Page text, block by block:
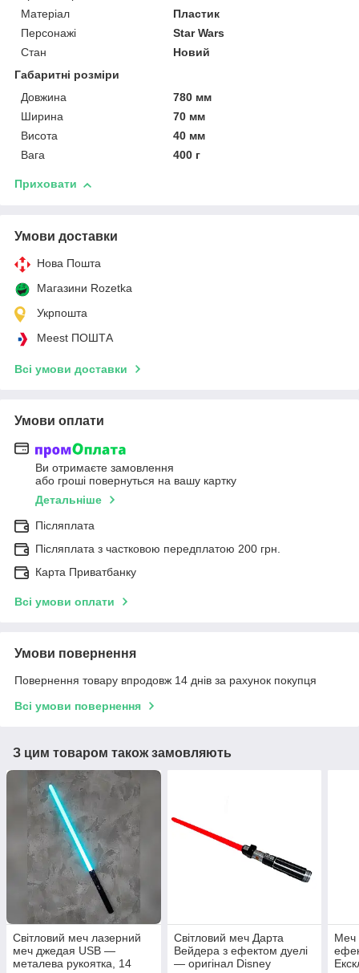
Матеріал
Пластик
Персонажі
Star Wars
Стан
Новий
Габаритні розміри
Довжина
780 мм
Ширина
70 мм
Висота
40 мм
Вага
400 г
Приховати
Умови доставки
Нова Пошта
Магазини Rozetka
Укрпошта
Meest ПОШТА
Всі умови доставки
Умови оплати
Ви отримаєте замовлення
або гроші повернуться на вашу картку
Детальніше
Післяплата
Післяплата з частковою передплатою 200 грн.
Карта Приватбанку
Всі умови оплати
Умови повернення
Повернення товару впродовж 14 днів за рахунок покупця
Всі умови повернення
З цим товаром також замовляють
Світловий меч лазерний
меч джедая USB —
металева рукоятка, 14
Світловий меч Дарта
Вейдера з ефектом дуелі
— оригінал Disney
Меч